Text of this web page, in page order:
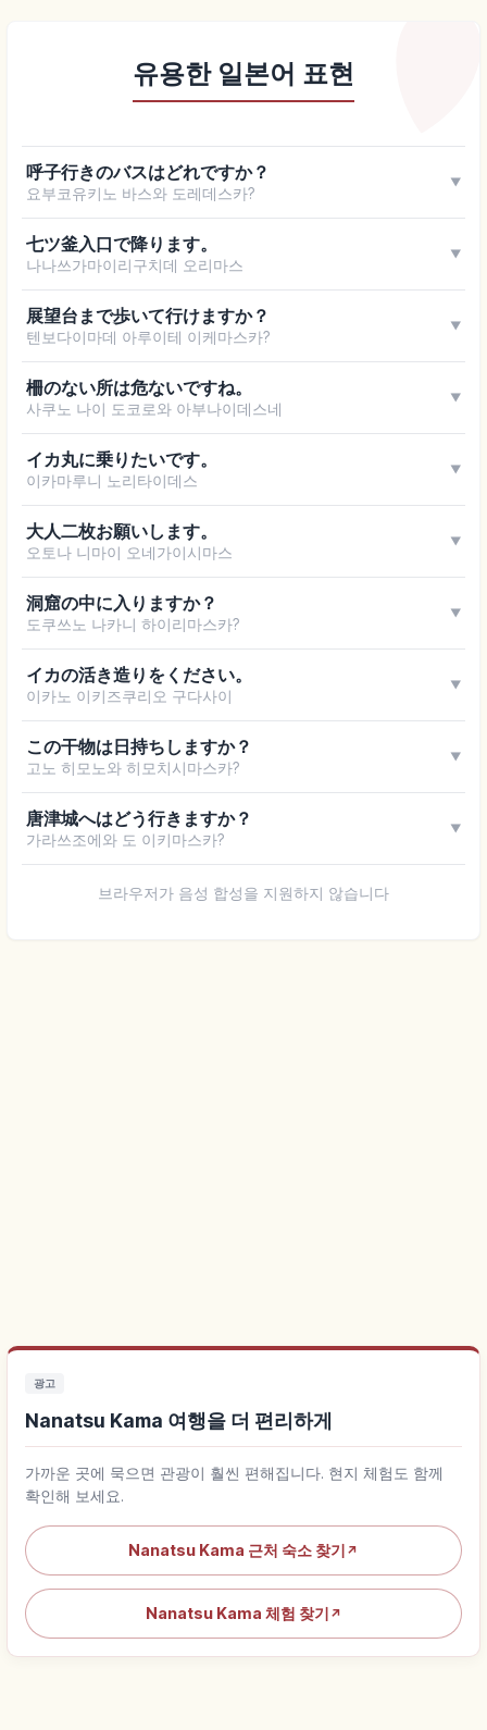
유용한 일본어 표현
呼子行きのバスはどれですか？
요부코유키노 바스와 도레데스카?
▼
七ツ釜入口で降ります。
나나쓰가마이리구치데 오리마스
▼
展望台まで歩いて行けますか？
텐보다이마데 아루이테 이케마스카?
▼
柵のない所は危ないですね。
사쿠노 나이 도코로와 아부나이데스네
▼
イカ丸に乗りたいです。
이카마루니 노리타이데스
▼
大人二枚お願いします。
오토나 니마이 오네가이시마스
▼
洞窟の中に入りますか？
도쿠쓰노 나카니 하이리마스카?
▼
イカの活き造りをください。
이카노 이키즈쿠리오 구다사이
▼
この干物は日持ちしますか？
고노 히모노와 히모치시마스카?
▼
唐津城へはどう行きますか？
가라쓰조에와 도 이키마스카?
▼
브라우저가 음성 합성을 지원하지 않습니다
광고
Nanatsu Kama 여행을 더 편리하게
가까운 곳에 묵으면 관광이 훨씬 편해집니다. 현지 체험도 함께
확인해 보세요.
Nanatsu Kama 근처 숙소 찾기 ↗
Nanatsu Kama 체험 찾기 ↗